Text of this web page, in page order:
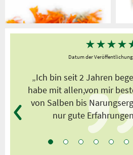
★★★★
Datum der
„Ich bin seit 2 Jahren
habe mit allen,von mir
von Salben bis
nur gute